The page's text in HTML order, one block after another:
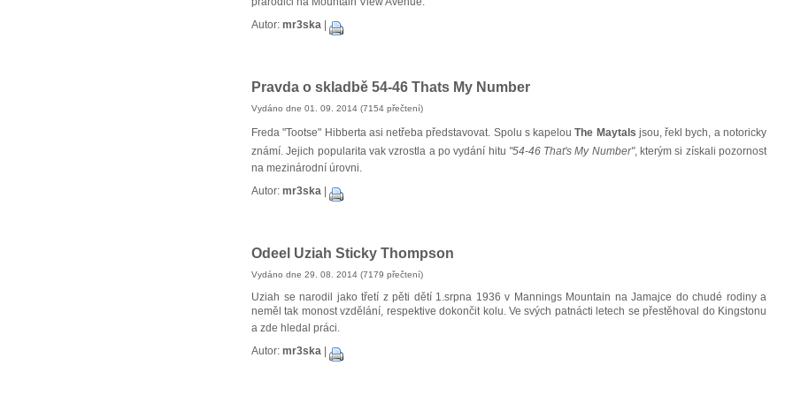
Autor: mr3ska
Pravda o skladbě 54-46 Thats My Number
Vydáno dne 01. 09. 2014 (7154 přečtení)
Freda "Tootse" Hibberta asi netřeba představovat. Spolu s kapelouThe Maytals jsou, řekl bych, a notoricky
známí. Jejich popularita vak vzrostla a po vydání hitu "54-46 That's My Number", kterým si získali pozornost
na mezinárodní úrovni.
Autor: mr3ska
Odeel Uziah Sticky Thompson
Vydáno dne 29. 08. 2014 (7179 přečtení)
Uziah se narodil jako třetí z pěti dětí 1.srpna 1936 v Mannings Mountain na Jamajce do chudé rodiny a
neměl tak monost vzdělání, respektive dokončit kolu. Ve svých patnácti letech se přestěhoval do Kingstonu
a zde hledal práci.
Autor: mr3ska